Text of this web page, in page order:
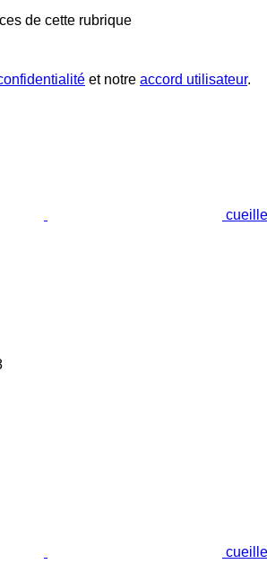
de cette rubrique
et notre accord utilisateur.